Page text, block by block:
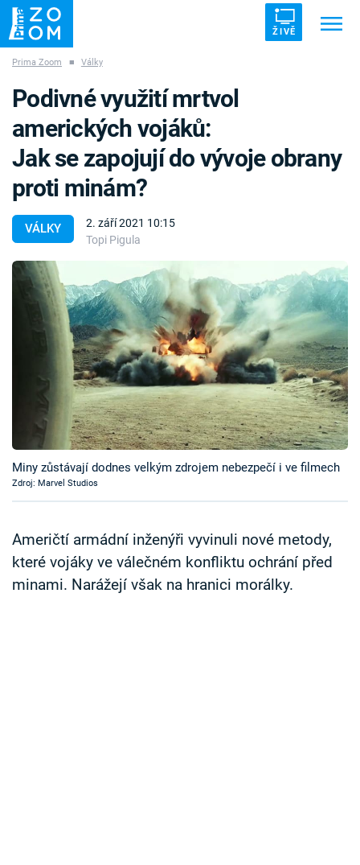
ŽIVĚ
ZÁHADY VETŘELCI DÁVNOVĚKU
Témata
Témata
Pořady
TV Program
Časopis
Sledujte prima+
Přihlášení
Prima Zoom ■ Války
VÁLKY
2. září 2021 10:15
Topi Pigula
Podivné využití mrtvol
amerických vojáků:
Jak se zapojují do vývoje obrany
proti minám?
Miny zůstávají dodnes velkým zdrojem nebezpečí i ve filmech
Zdroj: Marvel Studios
Američtí armádní inženýři vyvinuli nové metody,
které vojáky ve válečném konfliktu ochrání před
minami. Narážejí však na hranici morálky.